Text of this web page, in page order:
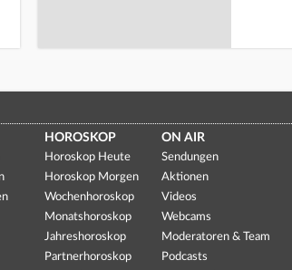
HOROSKOP
Horoskop Heute
Horoskop Morgen
Wochenhoroskop
Monatshoroskop
Jahreshoroskop
Partnerhoroskop
ON AIR
Sendungen
Aktionen
Videos
Webcams
Moderatoren & Team
Podcasts